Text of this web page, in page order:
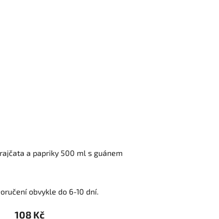
a papriky 500 ml s guánem
obvykle do 6-10 dní.
108 Kč